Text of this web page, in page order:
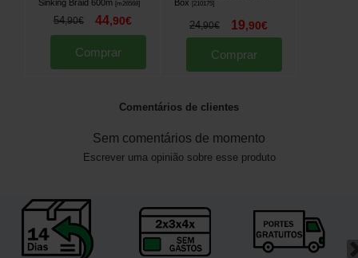
Sinking Braid 600m [m26568]
54,90€ 44,90€
Comprar
Box
210175]
24,90€ 19,90€
Comprar
Comentários de clientes
Sem comentários de momento
Escrever uma opinião sobre esse produto